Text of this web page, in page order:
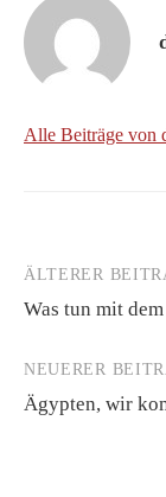
Alle Beiträge von
Beitrags-
Navigation
ÄLTERER
Was tun mit
NEUERER
Ägypten, wir